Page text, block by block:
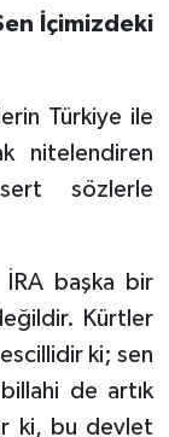
İçimizdeki
Türkiye ile
nitelendiren
sözlerle
başka bir
Kürtler
ki; sen
de artık
ki, bu devlet